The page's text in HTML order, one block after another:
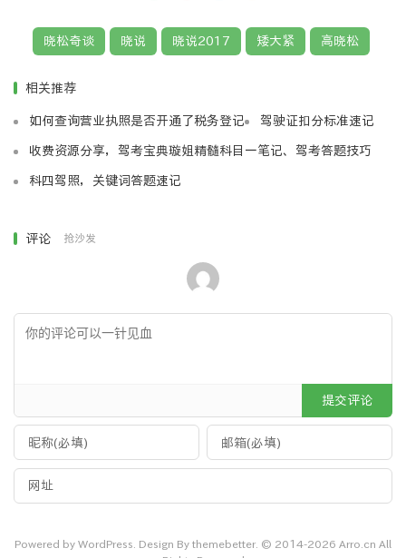
晓松奇谈 晓说 晓说2017 矮大紧 高晓松
相关推荐
如何查询营业执照是否开通了税务登记 驾驶证扣分标准速记
收费资源分享，驾考宝典璇姐精髓科目一笔记、驾考答题技巧
科四驾照，关键词答题速记
评论 抢沙发
提交评论
Powered by WordPress. Design By themebetter. © 2014-2026 Arro.cn All